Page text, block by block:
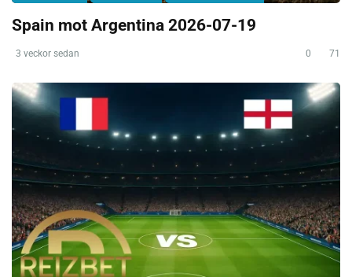
Spain mot Argentina 2026-07-19
3 veckor sedan 0 71